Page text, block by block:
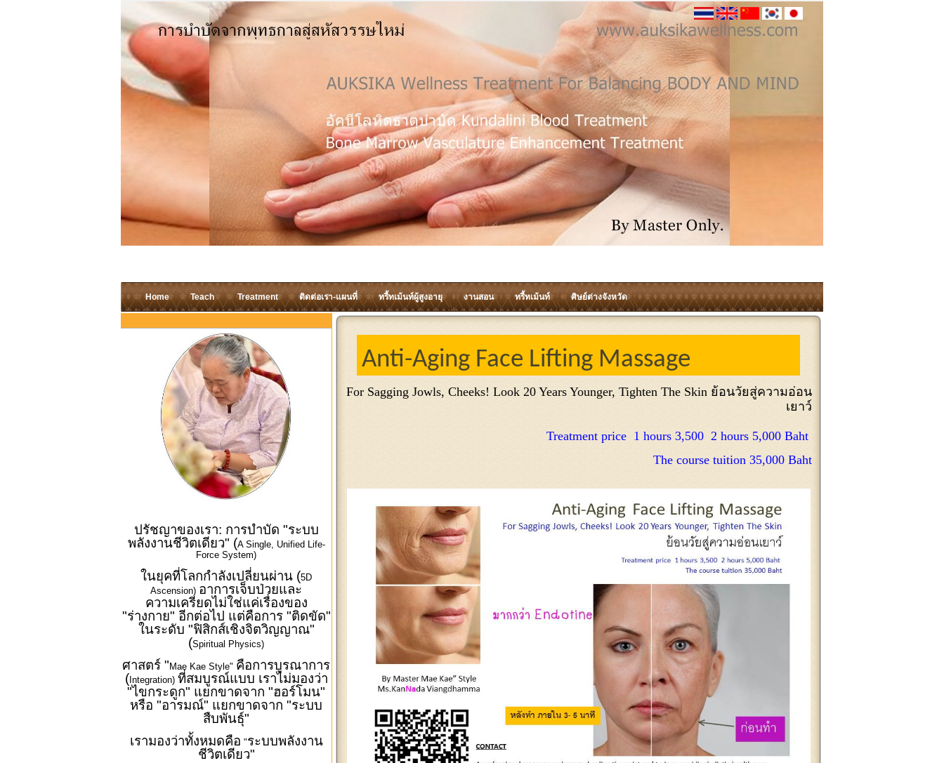
Home Teach Treatment ติดต่อเรา-แผนที่ ทรี้ทเม้นท์ผู้สูงอายุ งานสอน ทรี้ทเม้นท์ ศิษย์ต่างจังหวัด
ปรัชญาของเรา: การบำบัด "ระบบ
พลังงานชีวิตเดียว" (A Single, Unified Life-
Force System)
ในยุคที่โลกกำลังเปลี่ยนผ่าน (5D
Ascension) อาการเจ็บป่วยและ
ความเครียดไม่ใช่แค่เรื่องของ
"ร่างกาย" อีกต่อไป แต่คือการ "ติดขัด"
ในระดับ "ฟิสิกส์เชิงจิตวิญญาณ"
(Spiritual Physics)
ศาสตร์ " Mae Kae Style" คือการบูรณาการ
( Integration) ที่สมบูรณ์แบบ เราไม่มองว่า
"ไขกระดูก" แยกขาดจาก "ฮอร์โมน"
หรือ "อารมณ์" แยกขาดจาก "ระบบ
สืบพันธุ์"
เรามองว่าทั้งหมดคือ "ระบบพลังงาน
ชีวิตเดียว"
Anti-Aging Face Lifting Massage
For Sagging Jowls, Cheeks! Look 20 Years Younger, Tighten The Skin ย้อนวัยสู่ความอ่อน
เยาว์
Treatment price 1 hours 3,500 2 hours 5,000 Baht
The course tuition 35,000 Baht